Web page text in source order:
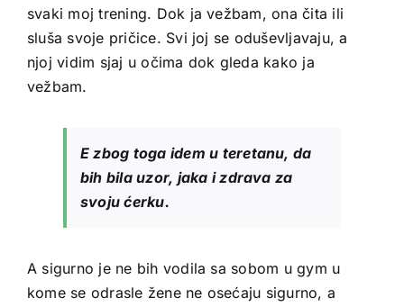
svaki moj trening. Dok ja vežbam, ona čita ili
sluša svoje pričice. Svi joj se oduševljavaju, a
njoj vidim sjaj u očima dok gleda kako ja
vežbam.
E zbog toga idem u teretanu, da
bih bila uzor, jaka i zdrava za
svoju ćerku.
A sigurno je ne bih vodila sa sobom u gym u
kome se odrasle žene ne osećaju sigurno, a